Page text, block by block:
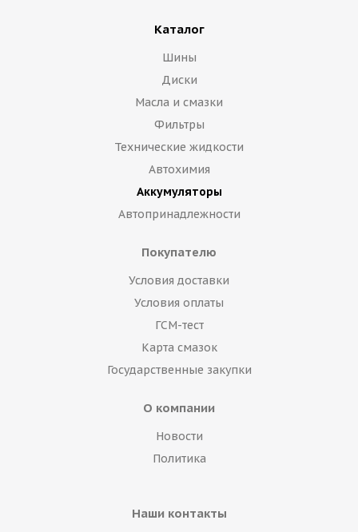
Каталог
Шины
Диски
Масла и смазки
Фильтры
Технические жидкости
Автохимия
Аккумуляторы
Автопринадлежности
Покупателю
Условия доставки
Условия оплаты
ГСМ-тест
Карта смазок
Государственные закупки
О компании
Новости
Политика
Наши контакты